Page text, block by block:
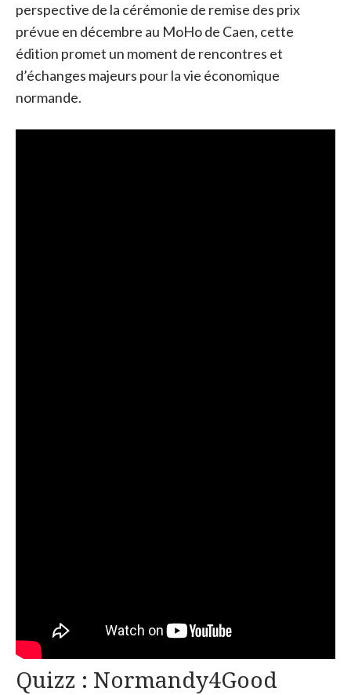
perspective de la cérémonie de remise des prix
prévue en décembre au MoHo de Caen, cette
édition promet un moment de rencontres et
d’échanges majeurs pour la vie économique
normande.
Quizz : Normandy4Good